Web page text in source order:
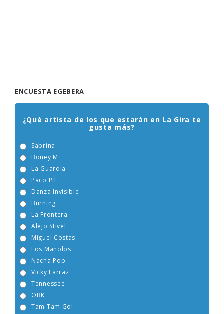
ENCUESTA EGEBERA
¿Qué artista de los que estarán en La Gira te
gusta más?
Sabrina
Boney M
La Guardia
Paco Pil
Danza Invisible
Burning
La Frontera
Alejo Stivel
Miguel Costas
Los Manolos
Nacha Pop
Vicky Larraz
Tennessee
OBK
Tam Tam Go!